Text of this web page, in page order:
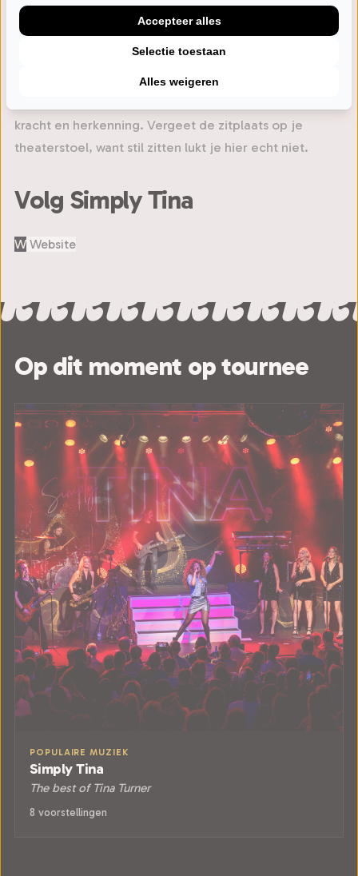
onvergetelijke energie waar Tina om bekend stond.
Aan haar zijde: een liveband van vijf topmuzikanten en
twee fantastische achtergrondzangeressen die de
avond opstuwen tot grote hoogtes. Geen ingetogen
kracht en herkenning. Vergeet de zitplaats op je
theaterstoel, want stil zitten lukt je hier echt niet.
Volg Simply Tina
W Website
Op dit moment op tournee
POPULAIRE MUZIEK
Simply Tina
The best of Tina Turner
8 voorstellingen
Alles weigeren
Selectie toestaan
Accepteer alles